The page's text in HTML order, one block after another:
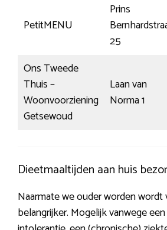
PetitMENU
Prins
25
Ons Tweede
Thuis –
Woonvoorziening
Getsewoud
Laan van
Norma 1
Dieetmaaltijden aan huis
Naarmate we ouder worden
belangrijker. Mogelijk vanwege